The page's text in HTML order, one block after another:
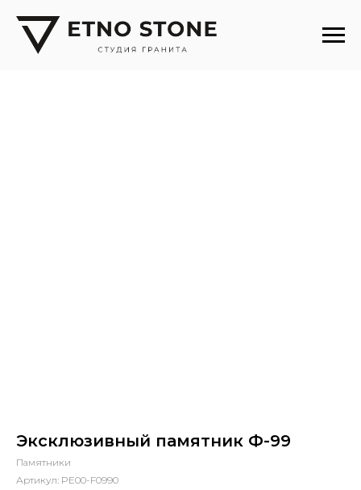
Эксклюзивный памятник Ф-99
Памятники
Артикул: PE00-F0990